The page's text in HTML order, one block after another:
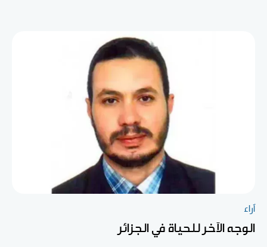
آراء
الوجه الآخر للحياة في الجزائر